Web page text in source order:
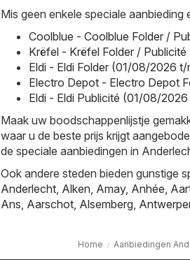
Mis geen enkele speciale aanbieding
Coolblue - Coolblue Folder /
Krëfel - Krëfel Folder /
Eldi - Eldi Folder (01/08/2026
Electro Depot - Electro Depot
Eldi - Eldi Publicité (01/08/
Maak uw boodschappenlijstje
waar u de beste prijs krijgt
de speciale aanbiedingen in
Ook andere steden bieden gunstige
Anderlecht, Alken, Amay, Anhée,
Ans, Aarschot, Alsemberg,
Home Aanbiedingen